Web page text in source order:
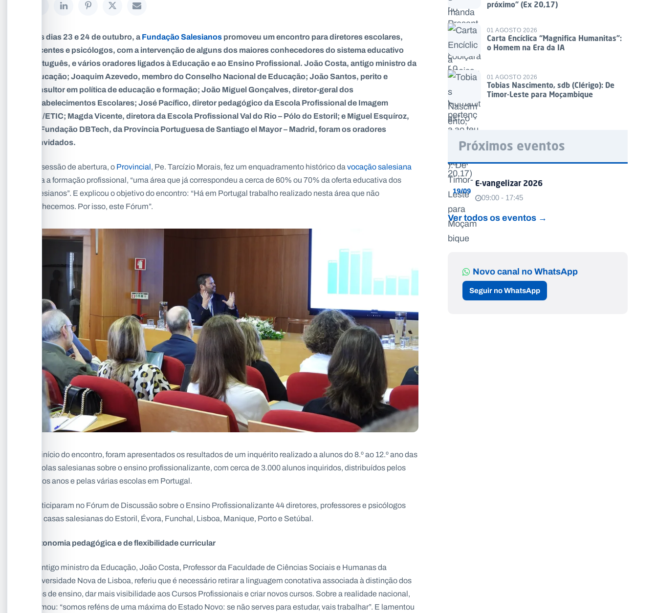
Nos dias 23 e 24 de outubro, aFundação Salesianospromoveu um encontro para diretores escolares,
docentes e psicólogos, com a intervenção de alguns dos maiores conhecedores do sistema educativo
português, e vários oradores ligados à Educação e ao Ensino Profissional. João Costa, antigo ministro da
Educação; Joaquim Azevedo, membro do Conselho Nacional de Educação; João Santos, perito e
consultor em política de educação e formação; João Miguel Gonçalves, diretor-geral dos
Estabelecimentos Escolares; José Pacífico, diretor pedagógico da Escola Profissional de Imagem
EPI/ETIC; Magda Vicente, diretora da Escola Profissional Val do Rio – Pólo do Estoril; e Miguel Esquíroz,
da Fundação DBTech, da Província Portuguesa de Santiago el Mayor – Madrid, foram os oradores
convidados.
Na sessão de abertura, oProvincial, Pe. Tarcízio Morais, fez um enquadramento histórico davocação salesiana
para a formação profissional, “uma área que já correspondeu a cerca de 60% ou 70% da oferta educativa dos
salesianos”. E explicou o objetivo do encontro: “Há em Portugal trabalho realizado nesta área que não
conhecemos. Por isso, este Fórum”.
No início do encontro, foram apresentados os resultados de um inquérito realizado a alunos do 8.º ao 12.º ano das
escolas salesianas sobre o ensino profissionalizante, com cerca de 3.000 alunos inquiridos, distribuídos pelos
vários anos e pelas várias escolas em Portugal.
Participaram no Fórum de Discussão sobre o Ensino Profissionalizante 44 diretores, professores e psicólogos
das casas salesianas do Estoril, Évora, Funchal, Lisboa, Manique, Porto e Setúbal.
Autonomia pedagógica e de flexibilidade curricular
O antigo ministro da Educação, João Costa, Professor da Faculdade de Ciências Sociais e Humanas da
Universidade Nova de Lisboa, referiu que é necessário retirar a linguagem conotativa associada à distinção dos
tipos de ensino, dar mais visibilidade aos Cursos Profissionais e criar novos cursos. Sobre a realidade nacional,
afirmou: “somos reféns de uma máxima do Estado Novo: se não serves para estudar, vais trabalhar”. E lamentou
próximo” (Ex 20,17)
01 AGOSTO 2026
Carta Encíclica “Magnifica Humanitas”:
o Homem na Era da IA
01 AGOSTO 2026
Tobias Nascimento, sdb (Clérigo): De
Timor-Leste para Moçambique
Próximos eventos
19/09
E-vangelizar 2026
09:00 - 17:45
Ver todos os eventos →
Novo canal no WhatsApp
Seguir no WhatsApp